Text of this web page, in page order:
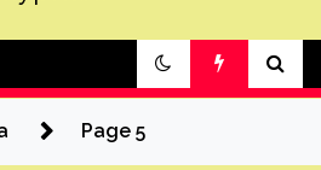
Page 5